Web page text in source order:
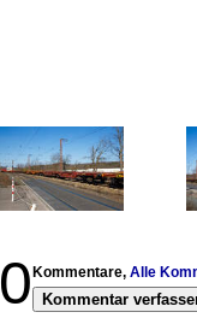
0 Kommentare, Alle
Kommentar